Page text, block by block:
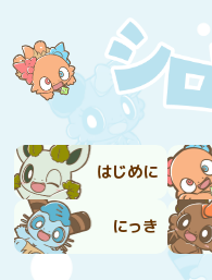
はじめに
にっき